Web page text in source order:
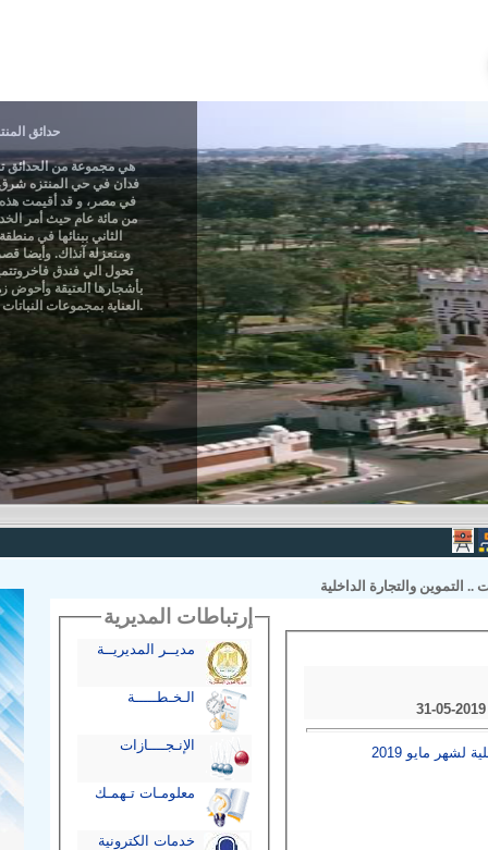
.. التموين والتجارة الداخلية
لشهر مايو 2019
إرتباطات المديرية
مديــر المديريــة
الـخـطـــــة
الإنـجــــازات
معلومـات تـهمـك
خدمات الكترونية